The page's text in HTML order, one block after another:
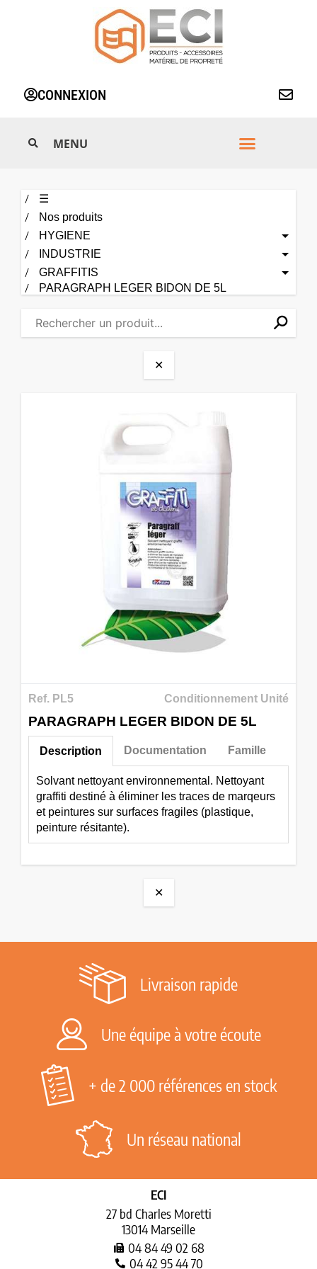
CONNEXION
☰
Nos produits
HYGIENE
INDUSTRIE
GRAFFITIS
PARAGRAPH LEGER BIDON DE 5L
✕⚲
✕
Ref. PL5 Conditionnement Unité
PARAGRAPH LEGER BIDON DE 5L
Description
Solvant nettoyant environnemental. Nettoyant
graffiti destiné à éliminer les traces de marqeurs
et peintures sur surfaces fragiles (plastique,
peinture résitante).
Documentation Famille
✕
Livraison rapide
Une équipe à votre écoute
+ de 2 000 références en stock
Un réseau national
ECI
27 bd Charles Moretti
13014 Marseille
04 84 49 02 68
04 42 95 44 70